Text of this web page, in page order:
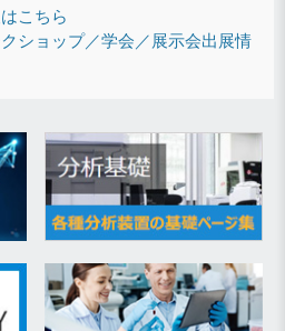
こちら
ショップ／学会／展示会出展情